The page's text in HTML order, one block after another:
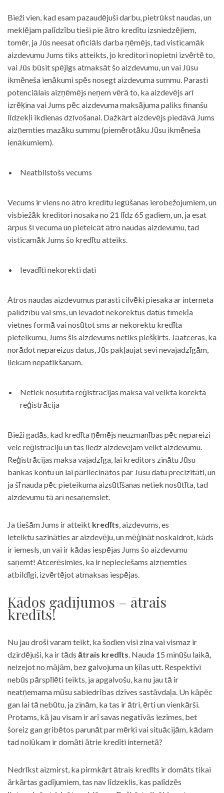
Bieži vien, kad esam pazaudējuši darbu, pietrūkst naudas, un
meklējam palīdzību tieši pie ātro kredītu izsniedzējiem,
tomēr, ja Jūs neesat oficiāls darba ņēmējs, tad visticamāk
aizdevumu Jums tiks atteikts, jo kreditori nopietni izvērtē to,
vai Jūs būsit spējīgs atmaksāt šo aizdevumu, un vai Jūsu
ikmēneša ienākumi spēs nosegt aizdevuma summu. Parasti
potenciālais aizņēmējs neņem vērā to, ka aizdevējs arī
izrēķina vai Jums pēc aizdevuma maksājuma paliks finanšu
līdzekļi ikdienas dzīvošanai. Dažkārt aizdevējs piedāvā Jums
aizņemties mazāku summu (piemērotāku Jūsu ikmēneša
ienākumiem).
Neatbilstošs vecums
Vecums ir viens no ātro kredītu iegūšanas ierobežojumiem, un
visbiežāk kreditori nosaka no 21 līdz 65 gadiem, un, ja esat
ārpus šī vecuma un pieteicāt ātro naudas aizdevumu, tad
visticamāk Jums šo kredītu atteiks.
Ievadīti nekorekti dati
Ātros naudas aizdevumus parasti cilvēki piesaka ar interneta
palīdzību vai sms, un ievadot nekorektus datus tīmekļa
vietnes formā vai nosūtot sms ar nekorektu kredīta
pieteikumu, Jums šis aizdevums netiks piešķirts. Jāatceras, ka
norādot nepareizus datus, Jūs pakļaujat sevi nevajadzīgām,
liekām nepatikšanām.
Netiek nosūtīta reģistrācijas maksa vai veikta korekta
reģistrācija
Bieži gadās, kad kredīta ņēmējs neuzmanības pēc nepareizi
veic reģistrāciju un tas liedz aizdevējam veikt aizdevumu.
Reģistrācijas maksa vajadzīga, lai kreditors zinātu Jūsu
bankas kontu un lai pārliecinātos par Jūsu datu precizitāti, un
ja šī nauda pēc pieteikuma aizsūtīšanas netiek nosūtīta, tad
aizdevumu tā arī nesaņemsiet.
Ja tiešām Jums ir atteikt kredīts, aizdevums, es
ieteiktu sazināties ar aizdevēju, un mēģināt noskaidrot, kāds
ir iemesls, un vai ir kādas iespējas Jums šo aizdevumu
saņemt! Atcerēsimies, ka ir nepieciešams aizņemties
atbildīgi, izvērtējot atmaksas iespējas.
Kādos gadījumos – ātrais
kredīts!
Nu jau droši varam teikt, ka šodien visi zina vai vismaz ir
dzirdējuši, ka ir tāds ātrais kredīts. Nauda 15 minūšu laikā,
neizejot no mājām, bez galvojuma un ķīlas utt. Respektīvi
nebūs pārspīlēti teikts, ja apgalvošu, ka nu jau tā ir
neatņemama mūsu sabiedrības dzīves sastāvdaļa. Un kāpēc
gan lai tā nebūtu, ja zinām, ka tas ir ātri, ērti un vienkārši.
Protams, kā jau visam ir arī savas negatīvās iezīmes, bet
šoreiz gan gribētos parunāt par mērķi vai situācijām, kādam
tad nolūkam ir domāti ātrie kredīti internetā?
Nedrīkst aizmirst, ka pirmkārt ātrais kredīts ir domāts tikai
ārkārtas gadījumiem, tas nav līdzeklis, kas palīdzēs